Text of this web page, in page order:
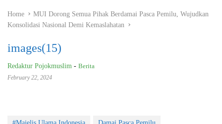
Home
MUI Dorong Semua Pihak Berdamai Pasca Pemilu, Wujudkan
Konsolidasi Nasional Demi Kemaslahatan
images(15)
Redaktur Pojokmuslim - Berita
February 22, 2024